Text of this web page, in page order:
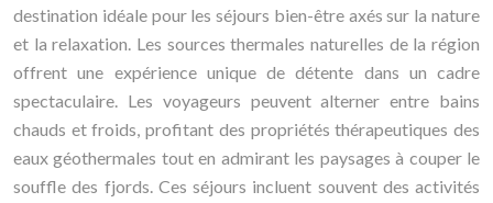
destination idéale pour les séjours bien-être axés sur la nature
et la relaxation. Les sources thermales naturelles de la région
offrent une expérience unique de détente dans un cadre
spectaculaire. Les voyageurs peuvent alterner entre bains
chauds et froids, profitant des propriétés thérapeutiques des
eaux géothermales tout en admirant les paysages à couper le
souffle des fjords. Ces séjours incluent souvent des activités